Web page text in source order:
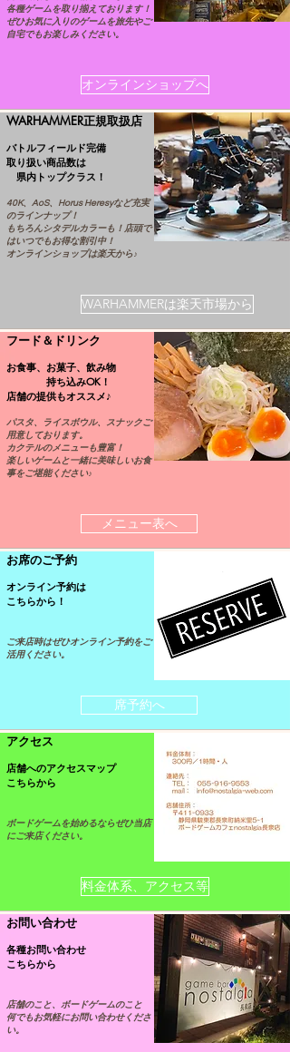
各種ゲームを取り揃えております！
ぜひお気に入りのゲームを旅先やご
自宅でもお楽しみください。
オンラインショップへ
WARHAMMER正規取扱店
​バトルフィールド完備
取り扱い商品数は
県内トップクラス！
40K、AoS、Horus Heresyなど充実
のラインナップ！
もちろんシタデルカラーも！店頭で
はいつでもお得な割引中！
オンラインショップは楽天から♪
WARHAMMERは楽天市場から
​フード＆ドリンク
お食事、お菓子、飲み物
持ち込みOK！
店舗の提供もオススメ♪
パスタ、ライスボウル、スナックご
用意しております。
カクテルのメニューも豊富！
楽しいゲームと一緒に美味しいお食
事をご堪能ください♪
メニュー表へ
お席のご予約
オンライン予約は
こちらから！
ご来店時はぜひオンライン予約をご
活用ください。
席予約へ
アクセス
店舗へのアクセスマップ
こちらから
ボードゲームを始めるならぜひ当店
にご来店ください。
料金体系、アクセス等
お問い合わせ
各種お問い合わせ
こちらから
店舗のこと、ボードゲームのこと
何でもお気軽にお問い合わせくださ
い。